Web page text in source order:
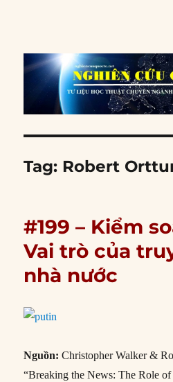
Tag: Robert
#199 – Kiểm
Vai trò của
nhà nước
Nguồn: Christopher Walker &
“Breaking the News: The Role of